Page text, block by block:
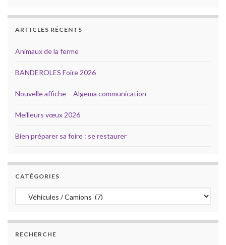
ARTICLES RÉCENTS
Animaux de la ferme
BANDEROLES Foire 2026
Nouvelle affiche – Algema communication
Meilleurs vœux 2026
Bien préparer sa foire : se restaurer
CATÉGORIES
Catégories
RECHERCHE